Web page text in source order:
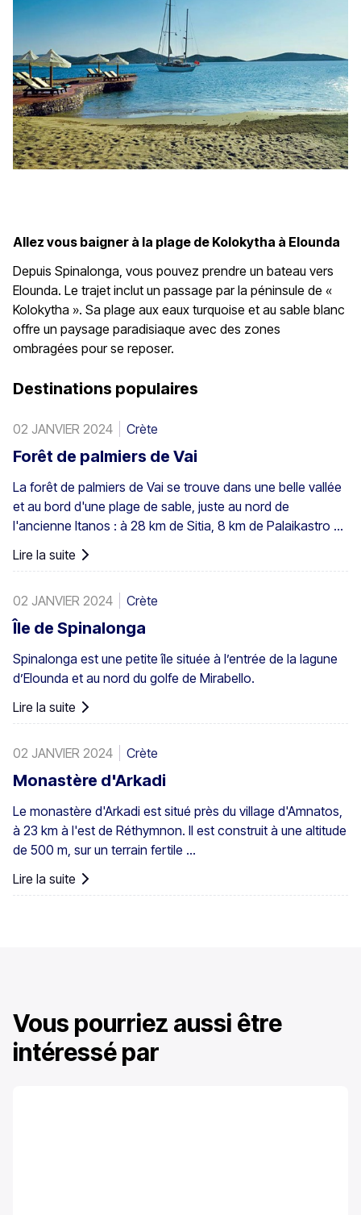
Allez vous baigner à la plage de Kolokytha à Elounda
Depuis Spinalonga, vous pouvez prendre un bateau vers
Elounda. Le trajet inclut un passage par la péninsule de «
Kolokytha ». Sa plage aux eaux turquoise et au sable blanc
offre un paysage paradisiaque avec des zones
ombragées pour se reposer.
Destinations populaires
02 JANVIER 2024 Crète
Forêt de palmiers de Vai
La forêt de palmiers de Vai se trouve dans une belle vallée
et au bord d'une plage de sable, juste au nord de
l'ancienne Itanos : à 28 km de Sitia, 8 km de Palaikastro et
6 km de Toplou par leurs routes respectives. Couvrant 200
stremmata (50 acres), elle est composée de palmiers de
seulement en Grèce mais aussi dans toute l'Europe. Un
peuplement assez important existe également à Preveli,
avec de plus petits groupes ailleurs, par exemple à Agios
Nikitas. Le palmier apparaît aussi ici et là dans les îles du
sud-ouest de la mer Égée, à Chypre et en Turquie.
Lire la suite
02 JANVIER 2024 Crète
Île de Spinalonga
Spinalonga est une petite île située à l’entrée de la lagune
d’Elounda et au nord du golfe de Mirabello.
Lire la suite
02 JANVIER 2024 Crète
Monastère d'Arkadi
Le monastère d'Arkadi est situé près du village d'Amnatos,
à 23 km à l'est de Réthymnon. Il est construit à une altitude
de 500 m, sur un terrain fertile ...
Lire la suite
Vous pourriez aussi être
intéressé par